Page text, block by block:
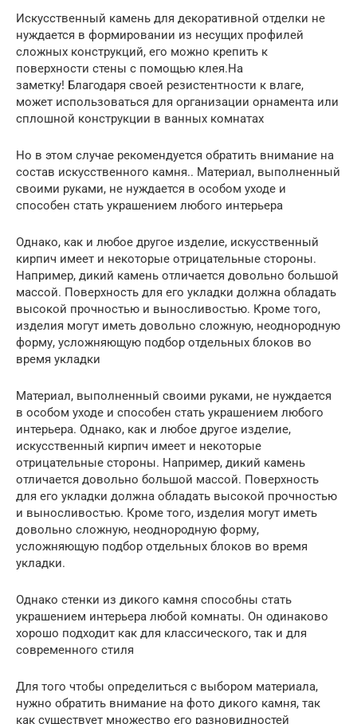
Искусственный камень для декоративной отделки не
нуждается в формировании из несущих профилей
сложных конструкций, его можно крепить к
поверхности стены с помощью клея.На
заметку! Благодаря своей резистентности к влаге,
может использоваться для организации орнамента или
сплошной конструкции в ванных комнатах
Но в этом случае рекомендуется обратить внимание на
состав искусственного камня.. Материал, выполненный
своими руками, не нуждается в особом уходе и
способен стать украшением любого интерьера
Однако, как и любое другое изделие, искусственный
кирпич имеет и некоторые отрицательные стороны.
Например, дикий камень отличается довольно большой
массой. Поверхность для его укладки должна обладать
высокой прочностью и выносливостью. Кроме того,
изделия могут иметь довольно сложную, неоднородную
форму, усложняющую подбор отдельных блоков во
время укладки
Материал, выполненный своими руками, не нуждается
в особом уходе и способен стать украшением любого
интерьера. Однако, как и любое другое изделие,
искусственный кирпич имеет и некоторые
отрицательные стороны. Например, дикий камень
отличается довольно большой массой. Поверхность
для его укладки должна обладать высокой прочностью
и выносливостью. Кроме того, изделия могут иметь
довольно сложную, неоднородную форму,
усложняющую подбор отдельных блоков во время
укладки.
Однако стенки из дикого камня способны стать
украшением интерьера любой комнаты. Он одинаково
хорошо подходит как для классического, так и для
современного стиля
Для того чтобы определиться с выбором материала,
нужно обратить внимание на фото дикого камня, так
как существует множество его разновидностей